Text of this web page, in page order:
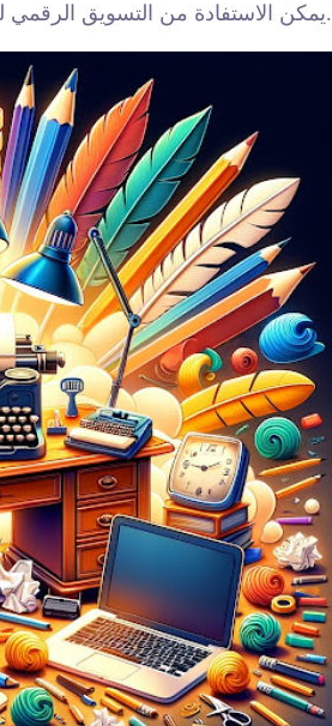
يمكن الاستفادة من التسويق الرقمي لتحقيق النجاح.